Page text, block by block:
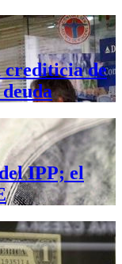
crediticia de
IPP; el